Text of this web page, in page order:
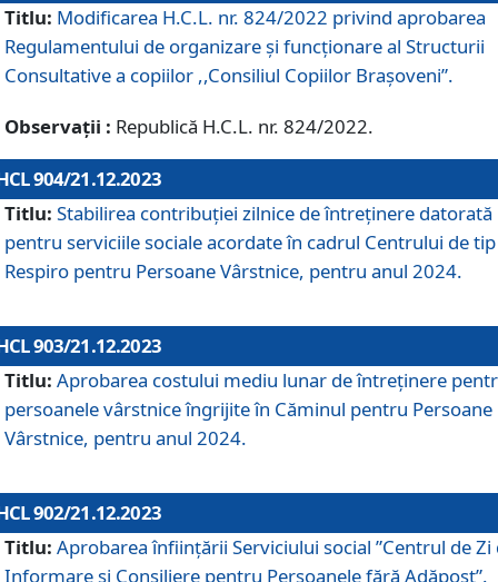
Titlu: Modificarea H.C.L. nr. 824/2022 privind aprobarea
Regulamentului de organizare şi funcţionare al Structurii
Consultative a copiilor ,,Consiliul Copiilor Braşoveni”.
Observații : Republică H.C.L. nr. 824/2022.
904/21.12.2023
Titlu: Stabilirea contribuţiei zilnice de întreținere datorată
pentru serviciile sociale acordate în cadrul Centrului de tip
Respiro pentru Persoane Vârstnice, pentru anul 2024.
903/21.12.2023
Titlu: Aprobarea costului mediu lunar de întreţinere
persoanele vârstnice îngrijite în Căminul pentru Persoane
Vârstnice, pentru anul 2024.
902/21.12.2023
Titlu: Aprobarea înființării Serviciului social ”Centrul de Zi
Informare și Consiliere pentru Persoanele fără Adăpost”.